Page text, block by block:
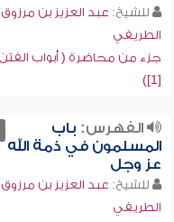
للشيخ: عبد العزيز بن مرزوق
الطريفي
جزء من محاضرة ( أبواب الفتن
[1])
الفهرس: باب
المسلمون في ذمة الله
عز وجل
للشيخ: عبد العزيز بن مرزوق
الطريفي